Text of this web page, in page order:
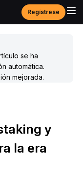
Regístrese
se ha
automática.
mejorada.
y
la era